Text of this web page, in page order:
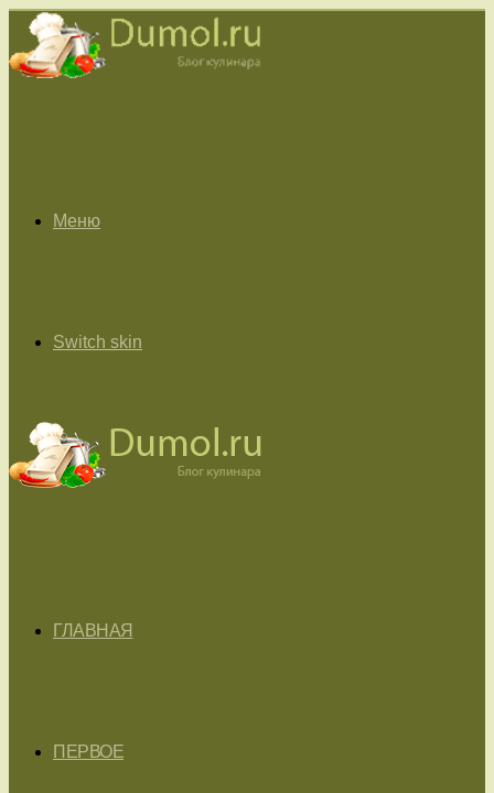
Меню
Switch skin
ГЛАВНАЯ
ПЕРВОЕ